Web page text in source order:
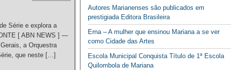
Série e explora a
[ ABN NEWS ] —
a Orquestra
que neste […]
Autores Marianenses são publicados em
prestigiada Editora Brasileira
Erna – A mulher que ensinou Mariana a se ver
como Cidade das Artes
Escola Municipal Conquista Título de 1ª Escola
Quilombola de Mariana